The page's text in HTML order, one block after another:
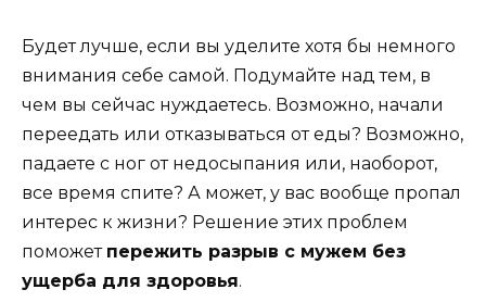
Будет лучше, если вы уделите хотя бы немного
внимания себе самой. Подумайте над тем, в
чем вы сейчас нуждаетесь. Возможно, начали
переедать или отказываться от еды? Возможно,
падаете с ног от недосыпания или, наоборот,
все время спите? А может, у вас вообще пропал
интерес к жизни? Решение этих проблем
поможет пережить разрыв с мужем без
ущерба для здоровья.